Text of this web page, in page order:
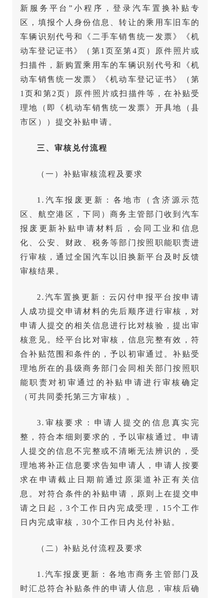
新服务平台”小程序，登录汽车置换补贴专
区，填报个人身份信息、转让的乘用车旧车的
车辆识别代号和《二手车销售统一发票》《机
动车登记证书》（第1页至第4页）原件照片或
扫描件，新购置乘用车的车辆识别代号和《机
动车销售统一发票》《机动车登记证书》（第
1页和第2页）原件照片或扫描件等，在补贴受
理地（即《机动车销售统一发票》开具地（县
市区））提交补贴申请。
三、审核兑付流程
（一）补贴审核流程及要求
1.汽车报废更新：各地市（含济源示范
区、航空港区，下同）商务主管部门收到汽车
报废更新补贴申请材料后，会同工业和信息
化、公安、财政、税务等部门按照职能职责进
行审核，通过全国汽车以旧换新平台及时反馈
审核结果。
2.汽车置换更新：云闪付申报平台按申请
人成功提交申请材料的先后顺序进行审核，对
申请人提交的相关信息进行比对核验，提出审
核意见。经平台比对审核，信息完整有效，符
合补贴范围和条件的，予以初审通过。补贴受
理地所在的县级商务部门会同相关部门按照职
能职责对初审通过的补贴申请进行审核确定
（可共同委托第三方审核）。
3.审核要求：申请人提交的信息真实完
整，符合本细则要求的，予以审核通过。申请
人提交的信息不完整或不清晰无法辨识的，受
理地将补正信息要求告知申请人，申请人按要
求在申请截止日期前通过原渠道补正有关信
息。对符合条件的补贴申请，原则上在提交申
请之日起，3个工作日内完成受理，15个工作
日内完成审核，30个工作日内兑付补贴。
（二）补贴兑付流程及要求
1.汽车报废更新：各地市商务主管部门及
时汇总符合补贴条件的申请人信息，审核后确